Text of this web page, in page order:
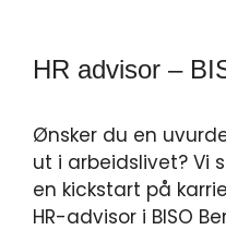
HR advisor –
Ønsker du en
ut i arbeidslivet? Vi
en kickstart på
HR-advisor i BISO